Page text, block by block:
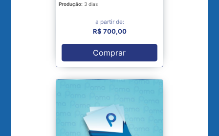
Produção: 3 dias
a partir de:
R$ 700,00
Comprar